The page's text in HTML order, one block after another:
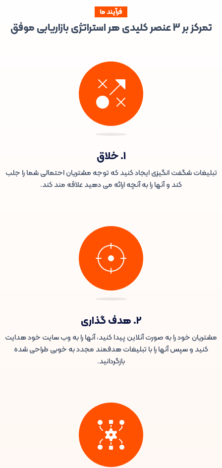
فرآیند ما
تمرکز بر 3 عنصر کلیدی هر استراتژی بازاریابی موفق
1. خلاق
تبلیغات شگفت انگیزی ایجاد کنید که توجه مشتریان احتمالی شما را جلب
کند و آنها را به آنچه ارائه می دهید علاقه مند کند.
۲. هدف گذاری
مشتریان خود را به صورت آنلاین پیدا کنید، آنها را به وب سایت خود هدایت
کنید و سپس آنها را با تبلیغات هدفمند مجدد به خوبی طراحی شده
بازگردانید.